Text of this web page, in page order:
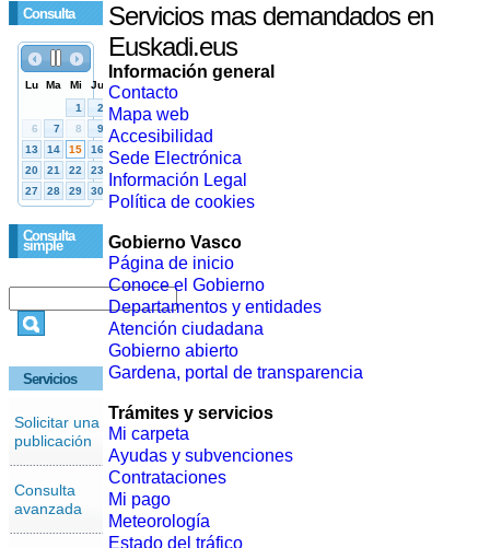
Consulta
Consulta
simple
Servicios
Solicitar una
publicación
Consulta
avanzada
Servicios mas demandados en
Euskadi.eus
Información general
Contacto
Mapa web
Accesibilidad
Sede Electrónica
Información Legal
Política de cookies
Gobierno Vasco
Página de inicio
Conoce el Gobierno
Departamentos y entidades
Atención ciudadana
Gobierno abierto
Gardena, portal de transparencia
Trámites y servicios
Mi carpeta
Ayudas y subvenciones
Contrataciones
Mi pago
Meteorología
Estado del tráfico